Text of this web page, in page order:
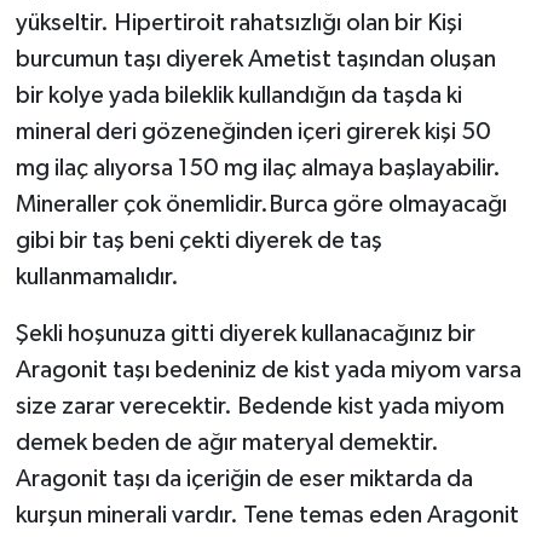
yükseltir. Hipertiroit rahatsızlığı olan bir Kişi
burcumun taşı diyerek Ametist taşından oluşan
bir kolye yada bileklik kullandığın da taşda ki
mineral deri gözeneğinden içeri girerek kişi 50
mg ilaç alıyorsa 150 mg ilaç almaya başlayabilir.
Mineraller çok önemlidir.Burca göre olmayacağı
gibi bir taş beni çekti diyerek de taş
kullanmamalıdır.
Şekli hoşunuza gitti diyerek kullanacağınız bir
Aragonit taşı bedeniniz de kist yada miyom varsa
size zarar verecektir. Bedende kist yada miyom
demek beden de ağır materyal demektir.
Aragonit taşı da içeriğin de eser miktarda da
kurşun minerali vardır. Tene temas eden Aragonit